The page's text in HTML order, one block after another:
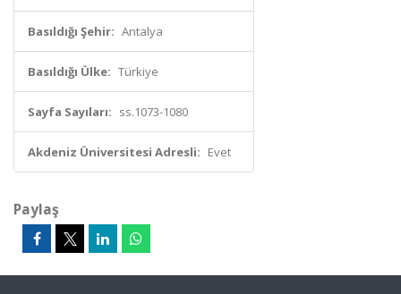
Basıldığı Şehir: Antalya
Basıldığı Ülke: Türkiye
Sayfa Sayıları: ss.1073-1080
Akdeniz Üniversitesi Adresli: Evet
Paylaş